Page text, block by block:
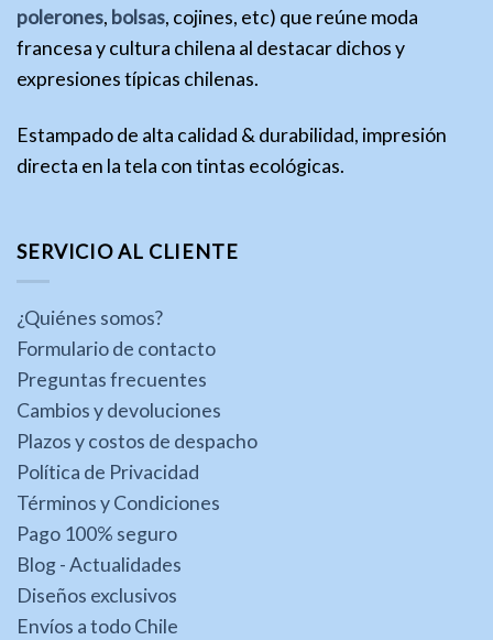
polerones, bolsas, cojines, etc) que reúne moda
francesa y cultura chilena al destacar dichos y
expresiones típicas chilenas.
Estampado de alta calidad & durabilidad, impresión
directa en la tela con tintas ecológicas.
SERVICIO AL CLIENTE
¿Quiénes somos?
Formulario de contacto
Preguntas frecuentes
Cambios y devoluciones
Plazos y costos de despacho
Política de Privacidad
Términos y Condiciones
Pago 100% seguro
Blog - Actualidades
Diseños exclusivos
Envíos a todo Chile